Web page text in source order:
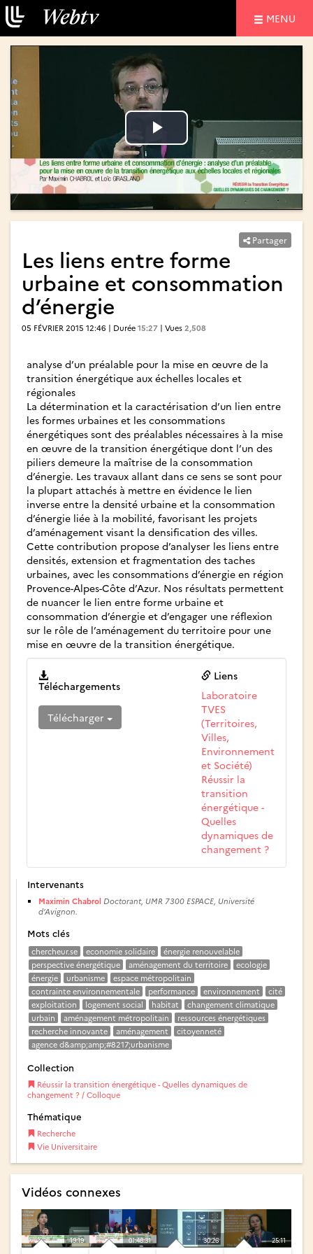
MENU
Lire
la
vidéo
Lire
la
vidéo
Partager
Les liens entre forme
urbaine et consommation
d’énergie
05 FÉVRIER 2015 12:46 | Durée 15:27 | Vues 2,508
analyse d’un préalable pour la mise en œuvre de la
transition énergétique aux échelles locales et
régionales
La détermination et la caractérisation d’un lien entre
les formes urbaines et les consommations
énergétiques sont des préalables nécessaires à la mise
en œuvre de la transition énergétique dont l’un des
piliers demeure la maîtrise de la consommation
d’énergie. Les travaux allant dans ce sens se sont pour
la plupart attachés à mettre en évidence le lien
inverse entre la densité urbaine et la consommation
d’énergie liée à la mobilité, favorisant les projets
d’aménagement visant la densification des villes.
Cette contribution propose d’analyser les liens entre
densités, extension et fragmentation des taches
urbaines, avec les consommations d’énergie en région
Provence-Alpes-Côte d’Azur. Nos résultats permettent
de nuancer le lien entre forme urbaine et
consommation d’énergie et d’engager une réflexion
sur le rôle de l’aménagement du territoire pour une
mise en œuvre de la transition énergétique.
Téléchargements
Télécharger
Liens
Laboratoire
TVES
(Territoires,
Villes,
Environnement
et Société)
Réussir la
transition
énergétique -
Quelles
dynamiques de
changement ?
Intervenants
Maximin Chabrol Doctorant, UMR 7300 ESPACE, Université
d’Avignon.
Mots clés
chercheur.se economie solidaire
énergie renouvelable
perspective énergétique
aménagement du territoire
ecologie
énergie
urbanisme
espace métropolitain
contrainte environnementale
performance environnement
cité
exploitation
logement social habitat
changement climatique
urbain
aménagement métropolitain
ressources énergétiques
recherche innovante
aménagement
citoyenneté
agence d&amp;amp;#8217;urbanisme
Collection
Réussir la transition énergétique - Quelles dynamiques de
changement ? / Colloque
Thématique
Recherche
Vie Universitaire
Vidéos connexes
19:19 01:48:31 30:26 25:11